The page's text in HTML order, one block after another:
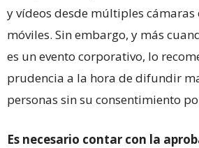
y vídeos desde múltiples cámaras
móviles. Sin embargo, y más
es un evento corporativo, lo
prudencia a la hora de difundir
personas sin su consentimiento
Es necesario contar con la